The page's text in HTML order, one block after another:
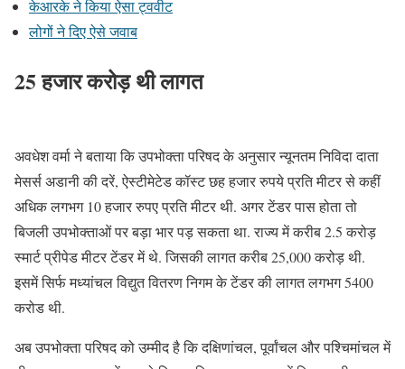
केआरके ने किया ऐसा ट्ववीट
लोगों ने दिए ऐसे जवाब
25 हजार करोड़ थी लागत
अवधेश वर्मा ने बताया कि उपभोक्ता परिषद के अनुसार न्यूनतम निविदा दाता
मेसर्स अडानी की दरें, ऐस्टीमेटेड कॉस्ट छह हजार रुपये प्रति मीटर से कहीं
अधिक लगभग 10 हजार रुपए प्रति मीटर थी. अगर टेंडर पास होता तो
बिजली उपभोक्ताओं पर बड़ा भार पड़ सकता था. राज्य में करीब 2.5 करोड़
स्मार्ट प्रीपेड मीटर टेंडर में थे. जिसकी लागत करीब 25,000 करोड़ थी.
इसमें सिर्फ मध्यांचल विद्युत वितरण निगम के टेंडर की लागत लगभग 5400
करोड थी.
अब उपभोक्ता परिषद को उम्मीद है कि दक्षिणांचल, पूर्वांचल और पश्चिमांचल में